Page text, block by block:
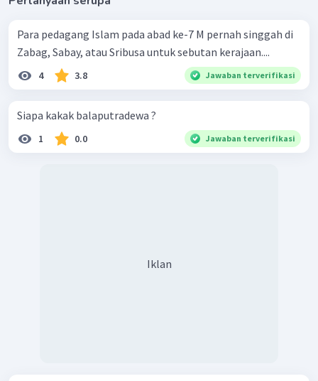
Para pedagang Islam pada abad ke-7 M pernah singgah di
Zabag, Sabay, atau Sribusa untuk sebutan kerajaan....
4 3.8 Jawaban terverifikasi
Siapa kakak balaputradewa ?
1 0.0 Jawaban terverifikasi
Iklan